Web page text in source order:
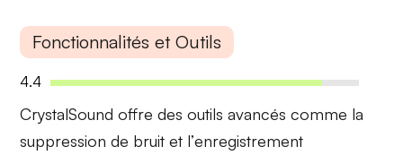
Fonctionnalités et Outils
4.4
CrystalSound offre des outilsavancés comme la
suppression de bruit et l’enregistrement